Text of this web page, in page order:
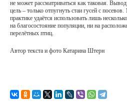
не может рассматриваться как таковая.
цель – только отпугнуть стаи гусей с
практике удаётся использовать лишь
на благосостояние популяции, ни на
перелётных птиц.
Автор текста и фото Катарина Штерн